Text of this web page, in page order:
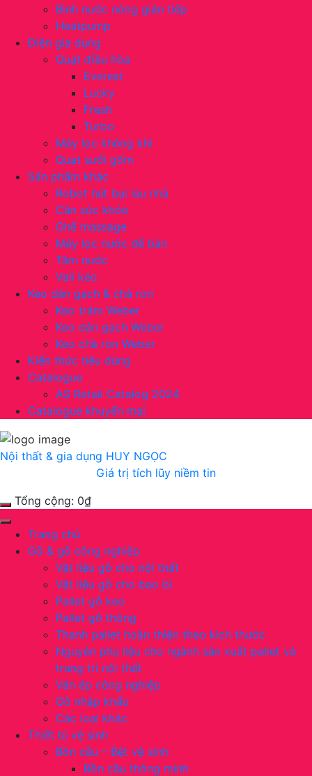
Bình nước nóng gián tiếp
Heatpump
Điện gia dụng
Quạt điều hòa
Everest
Lucky
Fresh
Turbo
Máy lọc không khí
Quạt sưởi gốm
Sản phẩm khác
Robot hút bụi lau nhà
Cân sức khỏe
Ghế massage
Máy lọc nước để bàn
Tăm nước
Vali kéo
Keo dán gạch & chà ron
Keo trám Weber
Keo dán gạch Weber
Keo chà ron Weber
Kiến thức tiêu dùng
Catalogue
AS Retail Catalog 2024
Catalogue khuyến mại
Nội thất & gia dụng HUY NGỌC
Giá trị tích lũy niềm tin
Tổng cộng: 0₫
Trang chủ
Gỗ & gỗ công nghiệp
Vật liệu gỗ cho nội thất
Vật liệu gỗ cho bao bì
Pallet gỗ keo
Pallet gỗ thông
Thanh pallet hoàn thiện theo kích thước
Nguyên phụ liệu cho ngành sản xuất pallet và
trang trí nội thất
Ván ép công nghiệp
Gỗ nhập khẩu
Các loại khác
Thiết bị vệ sinh
Bồn cầu – Bệt vệ sinh
Bồn cầu thông minh